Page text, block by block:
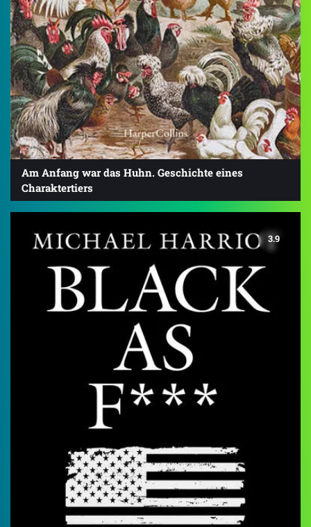
Am Anfang war das Huhn. Geschichte eines
Charaktertiers
3.9